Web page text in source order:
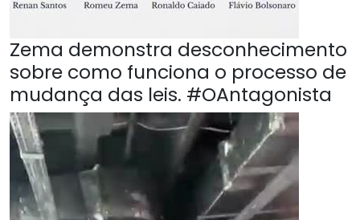
Zema demonstra desconhecimento
sobre como funciona o processo de
mudança das leis. #OAntagonista